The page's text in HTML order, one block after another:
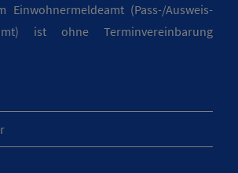
Einwohnermeldeamt (Pass-/Ausweis-
ist ohne Terminvereinbarung